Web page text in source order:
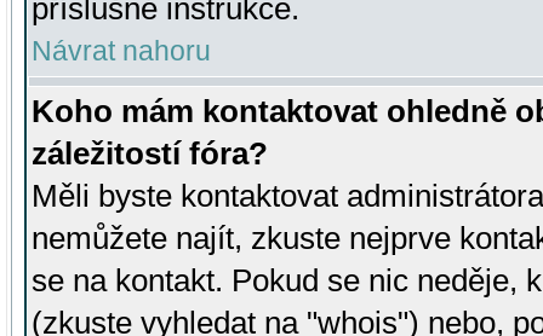
příslušné instrukce.
Návrat nahoru
Koho mám kontaktovat ohledně
záležitostí fóra?
Měli byste kontaktovat
nemůžete najít, zkuste nejprve
se na kontakt. Pokud se nic neděje,
(zkuste vyhledat na "whois") nebo,